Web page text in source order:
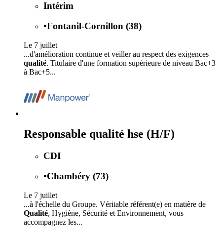
Intérim
•Fontanil-Cornillon (38)
Le 7 juillet
...d'amélioration continue et veiller au respect des exigences
qualité. Titulaire d'une formation supérieure de niveau Bac+3
à Bac+5...
Responsable qualité hse (H/F)
CDI
•Chambéry (73)
Le 7 juillet
...à l'échelle du Groupe. Véritable référent(e) en matière de
Qualité, Hygiène, Sécurité et Environnement, vous
accompagnez les...